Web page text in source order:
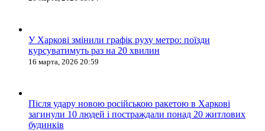
У Харкові змінили графік руху метро: поїзди
курсуватимуть раз на 20 хвилин
16 марта, 2026 20:59
Після удару новою російською ракетою в Харкові
загинули 10 людей і постраждали понад 20 житлових
будинків